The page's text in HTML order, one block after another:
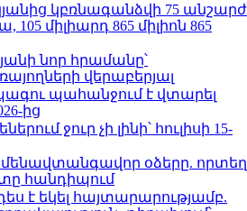
կբռնագանձվի 75 անշարժ
105 միլիարդ 865 միլիոն 865
նոր հրամանը՝
վերաբերյալ
պահանջում է վտարել
ից
ջուր չի լինի՝ հուլիսի 15-
օձերը. որտեղ
հանդիպում
է եկել հայտարարությամբ.